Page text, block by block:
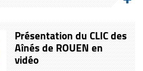
Présentation du CLIC des
Aînés de ROUEN en
vidéo